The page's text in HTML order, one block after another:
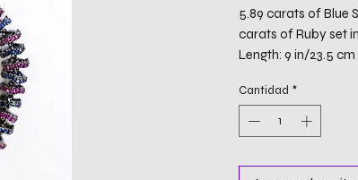
5.89 carats of Blue
carats of Ruby set
Length: 9 in/23.5 cm
Cantidad *